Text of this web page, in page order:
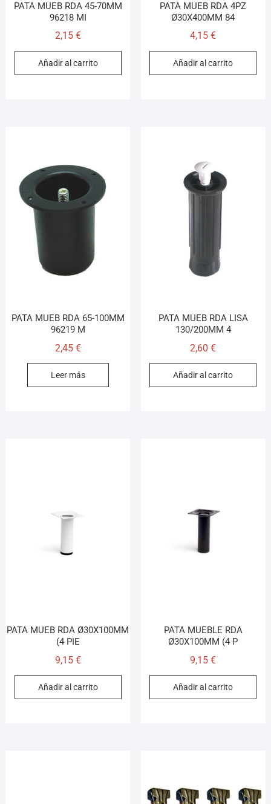
PATA MUEB RDA 45-70MM
96218 MI
2,15 €
Añadir al carrito
PATA MUEB RDA 4PZ
Ø30X400MM 84
4,15€
Añadir al carrito
PATA MUEB RDA 65-100MM
96219 M
2,45 €
Leer más
PATA MUEB RDA LISA
130/200MM 4
2,60€
Añadir al carrito
PATA MUEB RDA Ø30X100MM
(4 PIE
9,15 €
Añadir al carrito
PATA MUEBLE RDA
Ø30X100MM (4 P
9,15€
Añadir al carrito